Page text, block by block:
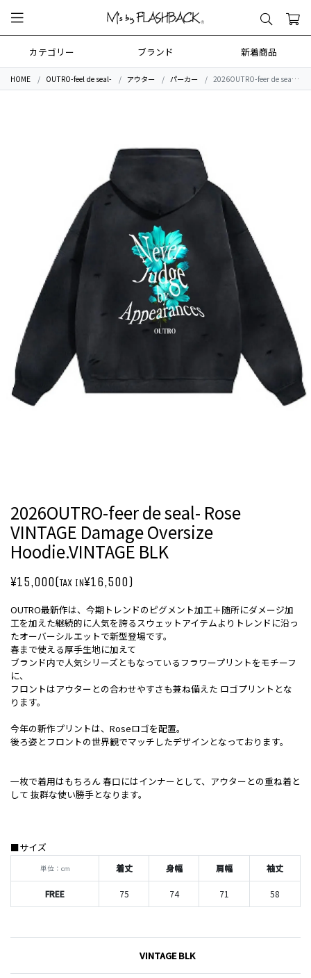
カテゴリー ブランド 新着商品
HOME OUTRO-feel de seal- アウター パーカー 2026OUTRO-feer de seal- Rose VINTAGE Damage Oversize Hoodie.VINTAGE BLK
2026OUTRO-feer de seal- Rose
VINTAGE Damage Oversize
Hoodie.VINTAGE BLK
¥15,000(TAX IN¥16,500)
OUTRO最新作は、今期トレンドのピグメント加工＋随所にダメージ加
工を加えた継続的に人気を誇るスウェットアイテムよりトレンドに沿っ
たオーバーシルエットで新型登場です。
春まで使える厚手生地に加えて
ブランド内で人気シリーズともなっているフラワープリントをモチーフ
に、
フロントはアウターとの合わせやすさも兼ね備えた ロゴプリントとな
ります。
今年の新作プリントは、Roseロゴを配置。
後ろ姿とフロントの世界観でマッチしたデザインとなっております。
一枚で着用はもちろん 春口にはインナーとして、アウターとの重ね着と
して 抜群な使い勝手となります。
■サイズ
単位：cm 着丈 身幅 肩幅 袖丈
FREE 75 74 71 58
VINTAGE BLK